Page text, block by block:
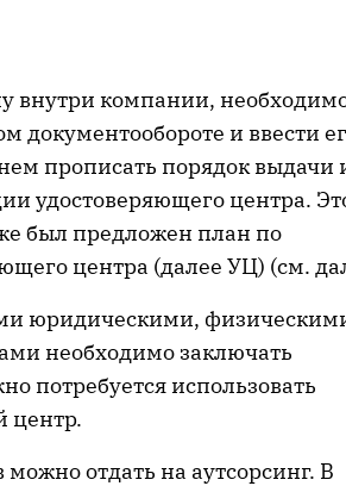
внутри компании,
документообороте и ввести
прописать порядок выдачи
удостоверяющего центра.
был предложен план по
центра (далее УЦ) (см.
юридическими,
необходимо заключать
потребуется использовать
центр.
отдать на аутсорсинг. В